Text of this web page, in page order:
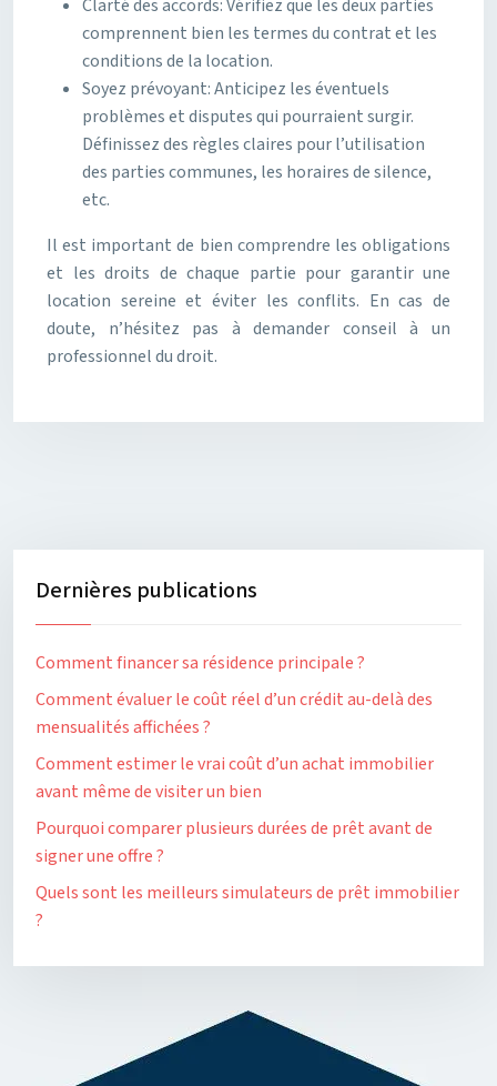
Clarté des accords: Vérifiez que les deux parties
comprennent bien les termes du contrat et les
conditions de la location.
Soyez prévoyant: Anticipez les éventuels
problèmes et disputes qui pourraient surgir.
Définissez des règles claires pour l’utilisation
des parties communes, les horaires de silence,
etc.
Il est important de bien comprendre les obligations
et les droits de chaque partie pour garantir une
location sereine et éviter les conflits. En cas de
doute, n’hésitez pas à demander conseil à un
professionnel du droit.
Dernières publications
Comment financer sa résidence principale ?
Comment évaluer le coût réel d’un crédit au-delà des
mensualités affichées ?
Comment estimer le vrai coût d’un achat immobilier
avant même de visiter un bien
Pourquoi comparer plusieurs durées de prêt avant de
signer une offre ?
Quels sont les meilleurs simulateurs de prêt immobilier
?